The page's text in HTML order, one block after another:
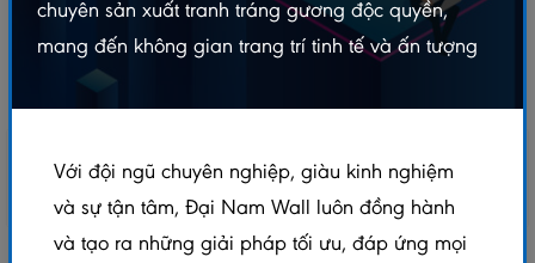
chuyên sản xuất tranh tráng gương độc quyền,
mang đến không gian trang trí tinh tế và ấn tượng
Với đội ngũ chuyên nghiệp, giàu kinh nghiệm
và sự tận tâm, Đại Nam Wall luôn đồng hành
và tạo ra những giải pháp tối ưu, đáp ứng mọi